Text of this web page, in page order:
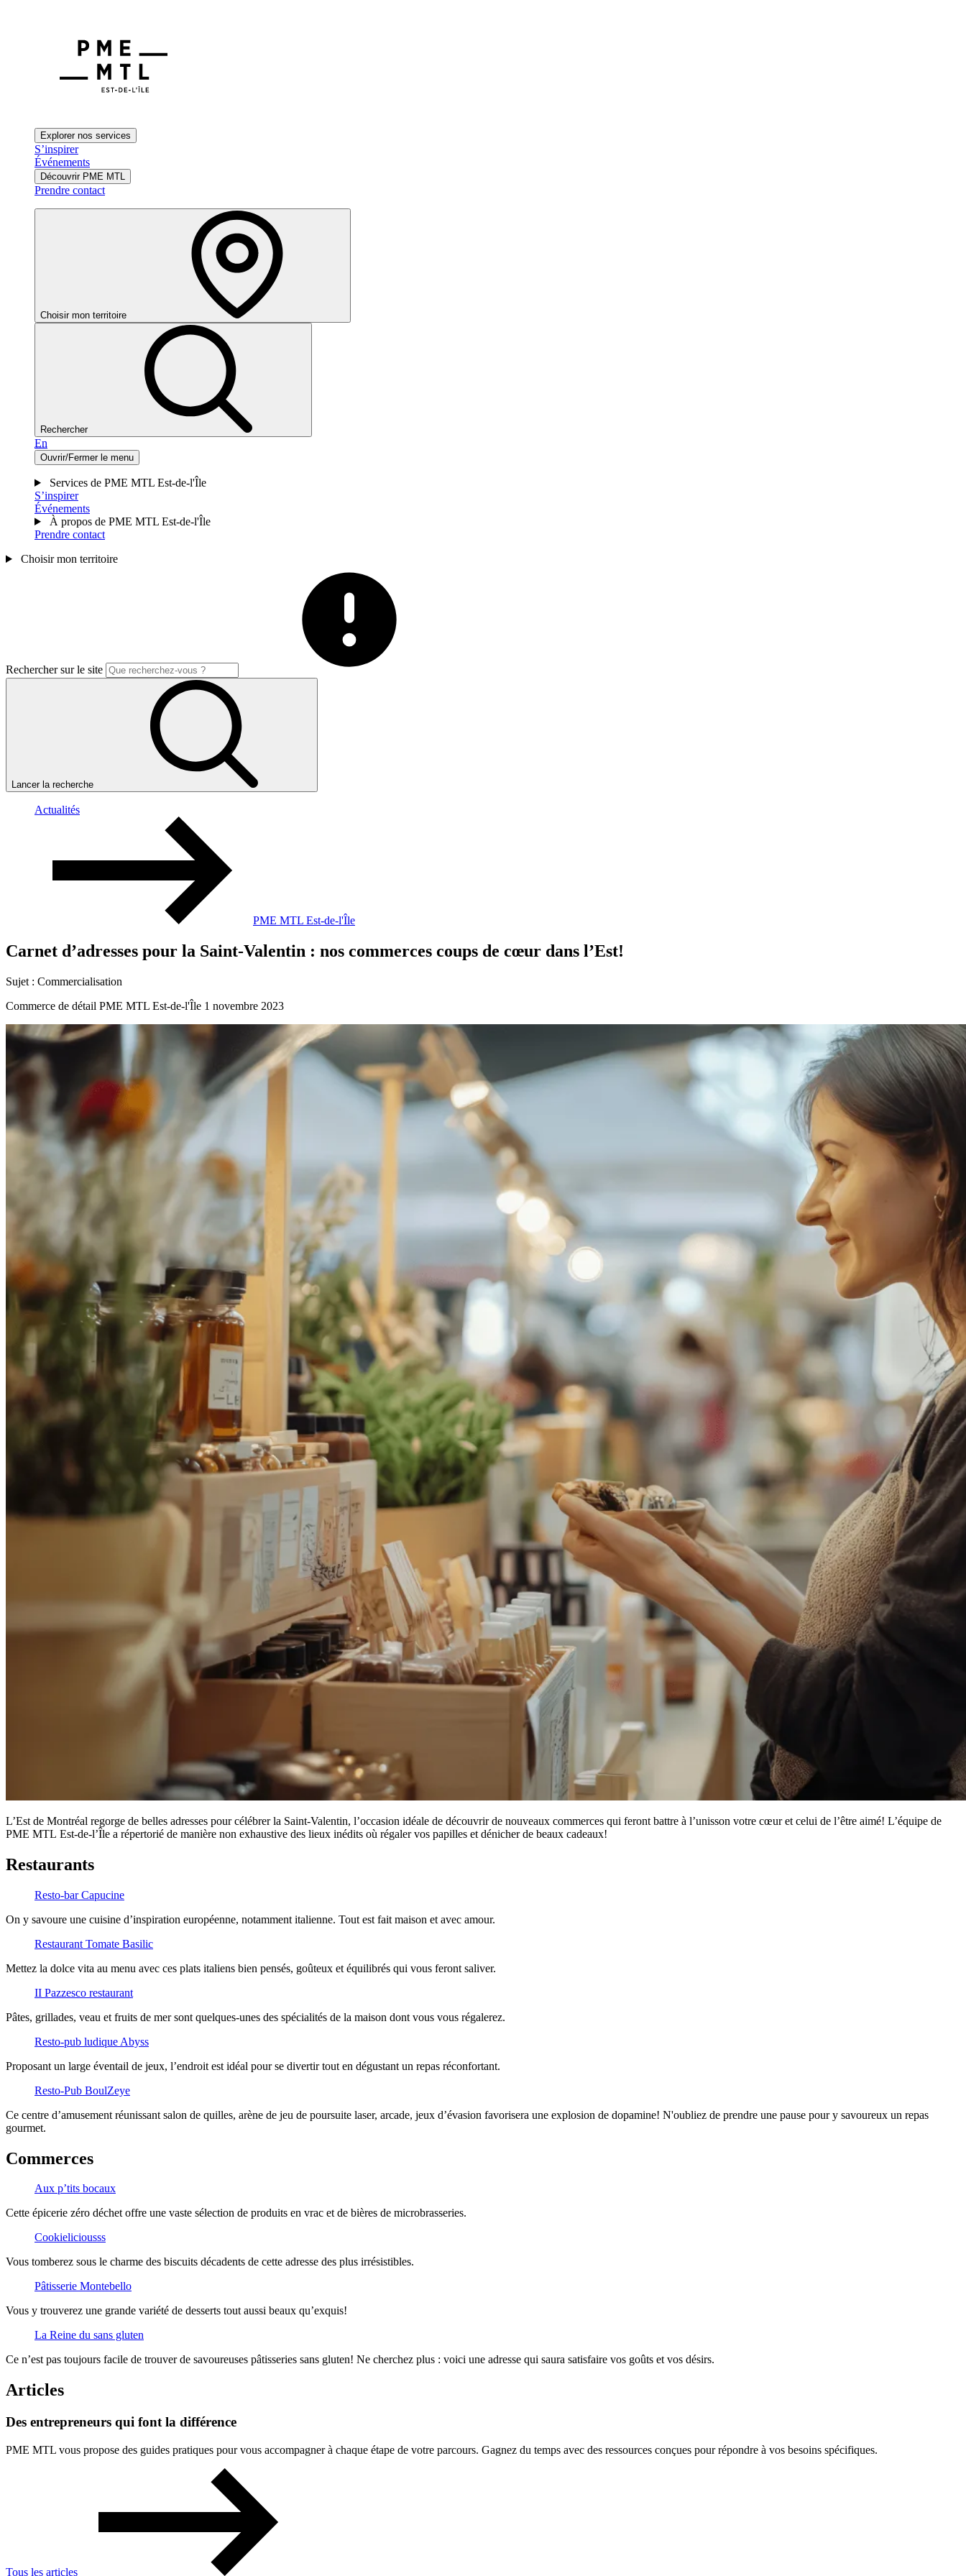
Explorer nos services
S’inspirer
Événements
Découvrir PME MTL
Prendre contact
Choisir mon territoire
Rechercher
En
Ouvrir/Fermer le menu
Services de PME MTL Est-de-l'Île
S’inspirer
Événements
À propos de PME MTL Est-de-l'Île
Prendre contact
Choisir mon territoire
Rechercher sur le site
Lancer la recherche
Actualités
PME MTL Est-de-l'Île
Carnet d’adresses pour la Saint-Valentin : nos commerces coups de cœur dans l’Est!
Sujet : Commercialisation
Commerce de détail PME MTL Est-de-l'Île 1 novembre 2023
L’Est de Montréal regorge de belles adresses pour célébrer la Saint-Valentin, l’occasion idéale de découvrir de nouveaux commerces qui feront battre à l’unisson votre cœur et celui de l’être aimé! L’équipe de
PME MTL Est-de-l’Île a répertorié de manière non exhaustive des lieux inédits où régaler vos papilles et dénicher de beaux cadeaux!
Restaurants
Resto-bar Capucine
On y savoure une cuisine d’inspiration européenne, notamment italienne. Tout est fait maison et avec amour.
Restaurant Tomate Basilic
Mettez la dolce vita au menu avec ces plats italiens bien pensés, goûteux et équilibrés qui vous feront saliver.
II Pazzesco restaurant
Pâtes, grillades, veau et fruits de mer sont quelques-unes des spécialités de la maison dont vous vous régalerez.
Resto-pub ludique Abyss
Proposant un large éventail de jeux, l’endroit est idéal pour se divertir tout en dégustant un repas réconfortant.
Resto-Pub BoulZeye
Ce centre d’amusement réunissant salon de quilles, arène de jeu de poursuite laser, arcade, jeux d’évasion favorisera une explosion de dopamine! N'oubliez de prendre une pause pour y savoureux un repas
gourmet.
Commerces
Aux p’tits bocaux
Cette épicerie zéro déchet offre une vaste sélection de produits en vrac et de bières de microbrasseries.
Cookieliciousss
Vous tomberez sous le charme des biscuits décadents de cette adresse des plus irrésistibles.
Pâtisserie Montebello
Vous y trouverez une grande variété de desserts tout aussi beaux qu’exquis!
La Reine du sans gluten
Ce n’est pas toujours facile de trouver de savoureuses pâtisseries sans gluten! Ne cherchez plus : voici une adresse qui saura satisfaire vos goûts et vos désirs.
Articles
Des entrepreneurs qui font la différence
PME MTL vous propose des guides pratiques pour vous accompagner à chaque étape de votre parcours. Gagnez du temps avec des ressources conçues pour répondre à vos besoins spécifiques.
Tous les articles